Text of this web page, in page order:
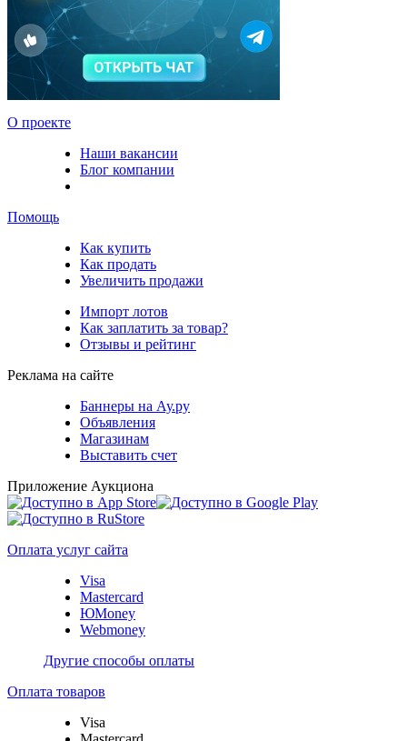
О проекте
Наши вакансии
Блог компании
Помощь
Как купить
Как продать
Увеличить продажи
Импорт лотов
Как заплатить за товар?
Отзывы и рейтинг
Реклама на сайте
Баннеры на Ау.ру
Объявления
Магазинам
Выставить счет
Приложение Аукциона
Оплата услуг сайта
Visa
Mastercard
ЮMoney
Webmoney
Другие способы оплаты
Оплата товаров
Visa